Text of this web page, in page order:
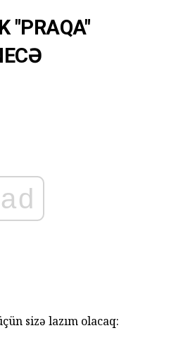
"PRAQA"
ad
sizə lazım olacaq: